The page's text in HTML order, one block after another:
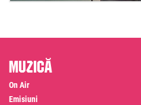
Muzică
On Air
Emisiuni